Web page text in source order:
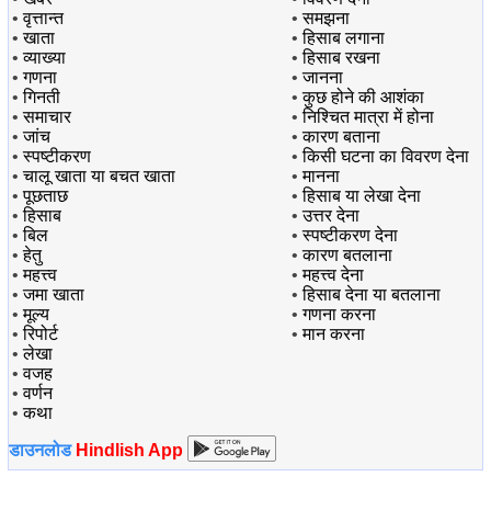
•वृत्तान्त
•खाता
•व्याख्या
•गणना
•गिनती
•समाचार
•जांच
•स्पष्टीकरण
•चालू खाता या बचत खाता
•पूछताछ
•हिसाब
•बिल
•हेतु
•महत्त्व
•जमा खाता
•मूल्य
•रिपोर्ट
•लेखा
•वजह
•वर्णन
•कथा
•समझना
•हिसाब लगाना
•हिसाब रखना
•जानना
•कुछ होने की आशंका
•निश्चित मात्रा में होना
•कारण बताना
•किसी घटना का विवरण देना
•मानना
•हिसाब या लेखा देना
•उत्तर देना
•स्पष्टीकरण देना
•कारण बतलाना
•महत्त्व देना
•हिसाब देना या बतलाना
•गणना करना
•मान करना
डाउनलोड Hindlish App